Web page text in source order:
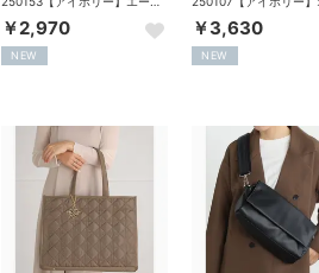
￥2,970
NEW
￥3,630
NEW